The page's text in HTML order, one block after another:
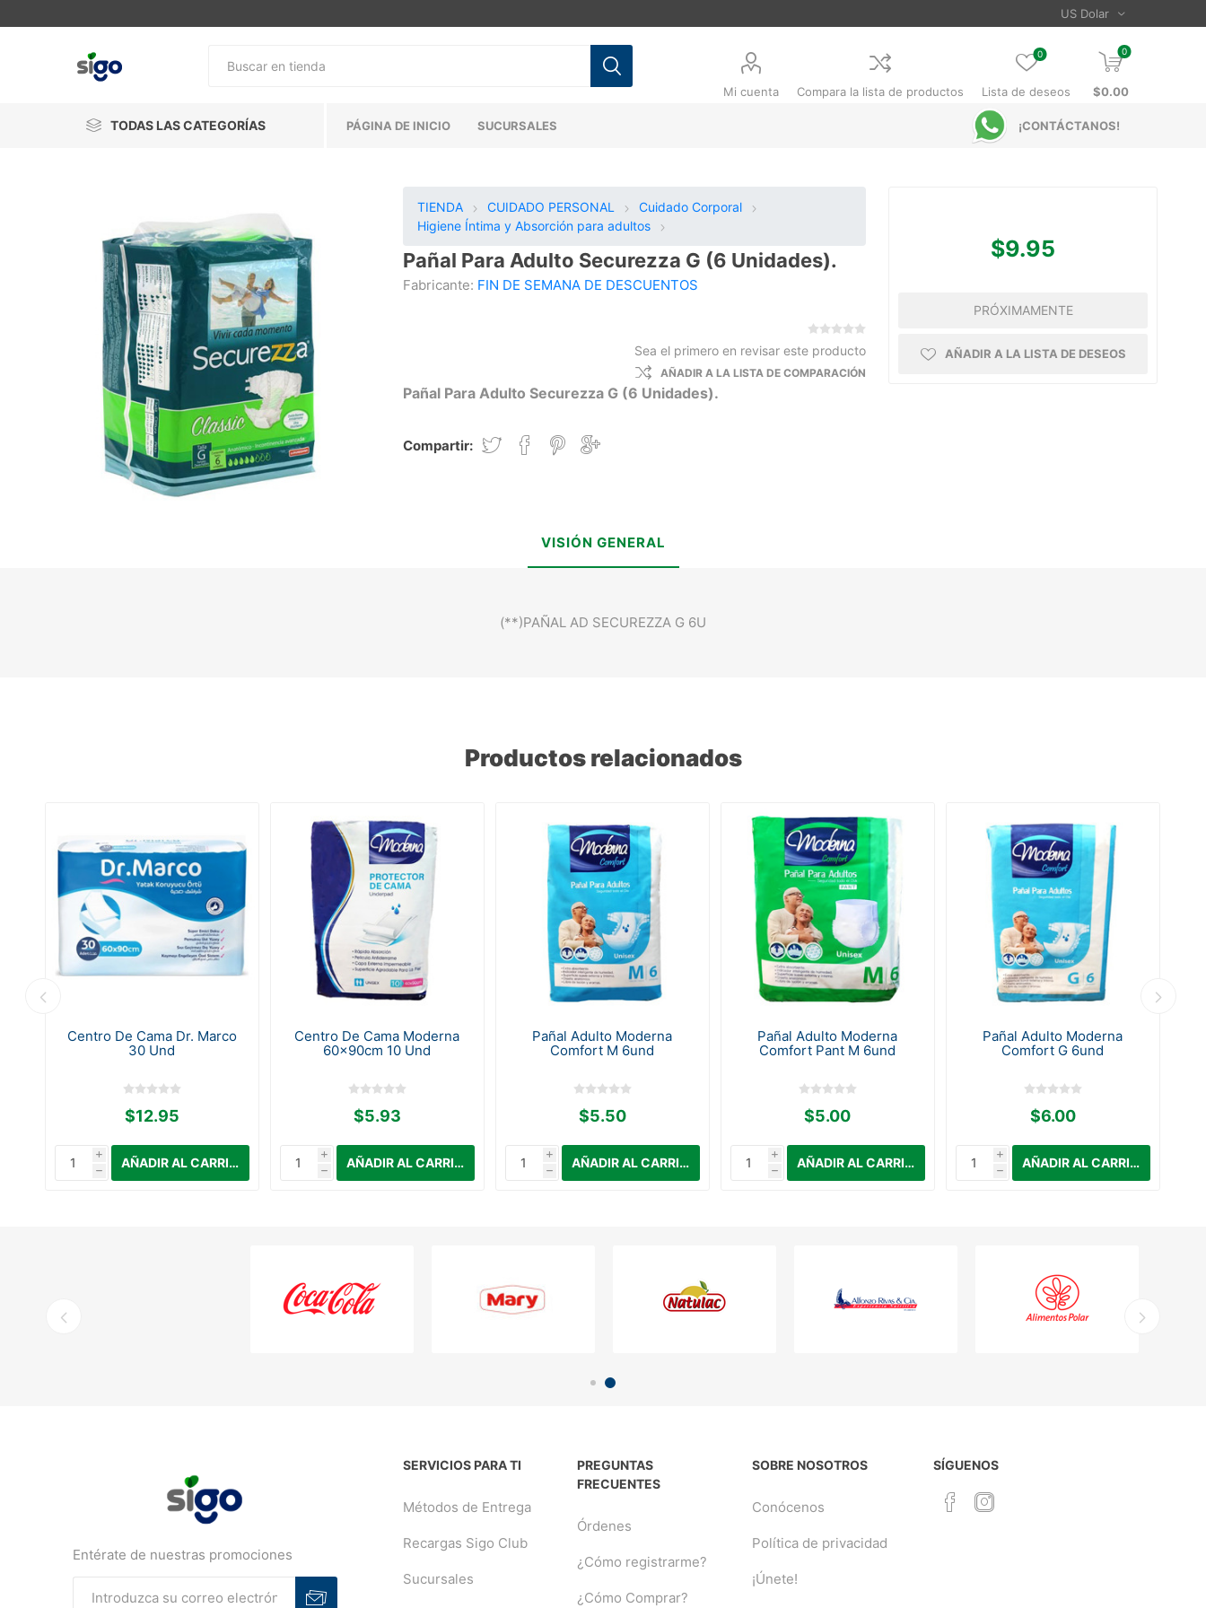
Mi cuenta Compara la lista de productos Lista de deseos
0 0
$0.00
TODAS LAS CATEGORÍAS PÁGINA DE INICIO SUCURSALES ¡CONTÁCTANOS!
TIENDA CUIDADO PERSONAL
Cuidado Corporal
Higiene Íntima y Absorción para adultos
Pañal Para Adulto Securezza G (6 Unidades).
Fabricante: FIN DE SEMANA DE DESCUENTOS
Sea el primero en revisar este producto
AÑADIR A LA LISTA DE COMPARACIÓN
Pañal Para Adulto Securezza G (6 Unidades).
Compartir:
$9.95
PRÓXIMAMENTE
AÑADIR A LA LISTA DE DESEOS
VISIÓN GENERAL
(**)PAÑAL AD SECUREZZA G 6U
Productos relacionados
Centro De Cama Dr. Marco
30 Und
$12.95
i
h
Centro De Cama Moderna
60x90cm 10 Und
$5.93
i
h
Pañal Adulto Moderna
Comfort M 6und
$5.50
i
h
Pañal Adulto Moderna
Comfort Pant M 6und
$5.00
i
h
Pañal Adulto Moderna
Comfort G 6und
$6.00
i
h
Entérate de nuestras promociones
SERVICIOS PARA TI
Métodos de Entrega
Recargas Sigo Club
Sucursales
PREGUNTAS
FRECUENTES
Órdenes
¿Cómo registrarme?
¿Cómo Comprar?
SOBRE NOSOTROS
Conócenos
Política de privacidad
¡Únete!
SÍGUENOS